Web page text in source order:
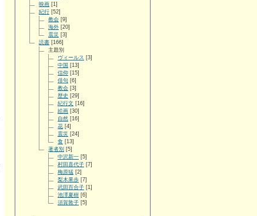
映画 [1]
紀行 [52]
教会 [9]
海外 [20]
震災 [3]
読書 [166]
主題別
ヴィールス [3]
中国 [13]
信仰 [15]
俳句 [6]
教会 [3]
歴史 [29]
紀行文 [16]
絵画 [30]
自然 [16]
花 [4]
震災 [24]
食 [13]
著者別 [5]
中沢新一 [5]
村田喜代子 [7]
梅原猛 [2]
梨木果歩 [7]
武田百合子 [1]
池澤夏樹 [6]
須賀敦子 [5]